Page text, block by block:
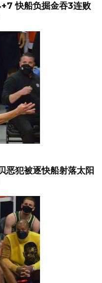
快船负掘金吞3连败
犯被逐快船射落太阳